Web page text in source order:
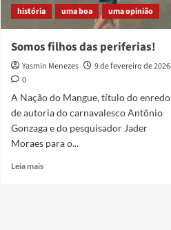
história uma boa uma opinião
Somos filhos das periferias!
Yasmin Menezes
9 de fevereiro de 2026
0
A Nação do Mangue, título do enredo
de autoria do carnavalesco Antônio
Gonzaga e do pesquisador Jader
Moraes para o...
Leia maisRead